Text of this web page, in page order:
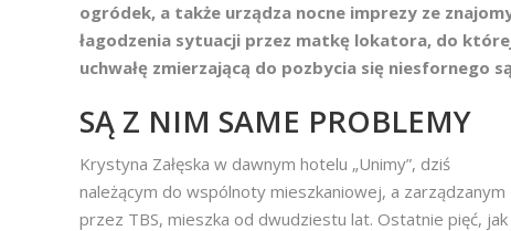
ogródek, a także urządza nocne imprezy ze
łagodzenia sytuacji przez matkę lokatora, do
uchwałę zmierzającą do pozbycia się niesfornego
SĄ Z NIM SAME PROBLEMY
Krystyna Załęska w dawnym hotelu „Unimy”, dziś
należącym do wspólnoty mieszkaniowej, a zarządzanym
przez TBS, mieszka od dwudziestu lat. Ostatnie pięć, jak